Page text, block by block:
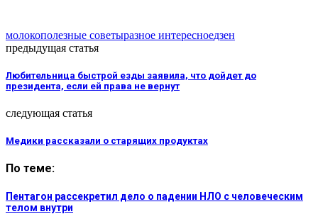
молокополезные советыразное интересноедзен
предыдущая статья
Любительница быстрой езды заявила, что дойдет до
президента, если ей права не вернут
следующая статья
Медики рассказали о старящих продуктах
По теме:
Пентагон рассекретил дело о падении НЛО с человеческим
телом внутри